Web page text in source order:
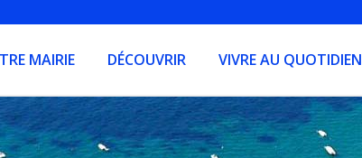
MAIRIE DÉCOUVRIR VIVRE AU QUOTIDIEN